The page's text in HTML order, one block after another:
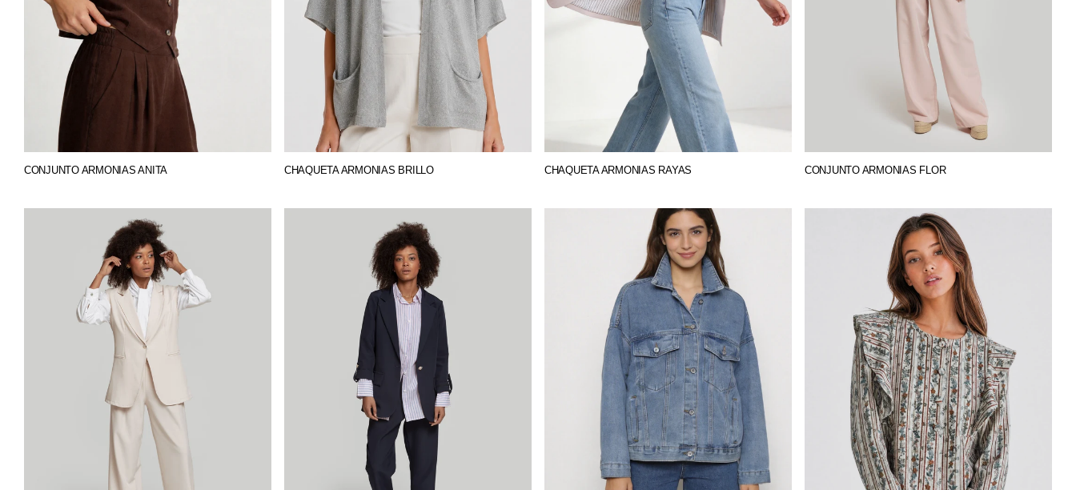
CONJUNTO ARMONIAS ANITA CHAQUETA ARMONIAS BRILLO CHAQUETA ARMONIAS RAYAS CONJUNTO ARMONIAS FLOR